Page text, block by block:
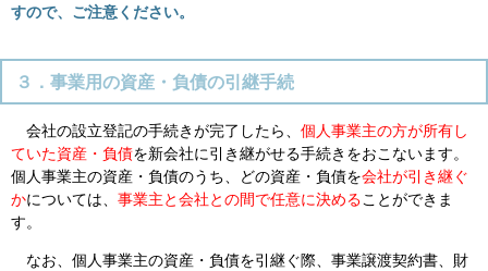
すので、ご注意ください。
３．事業用の資産・負債の引継手続
会社の設立登記の手続きが完了したら、 個人事業主の方が所有し
ていた資産・負債を新会社に引き継がせる手続きをおこないます。
個人事業主の資産・負債のうち、どの資産・負債を会社が引き継ぐ
かについては、 事業主と会社との間で任意に決めることができま
す。
なお、個人事業主の資産・負債を引継ぐ際、事業譲渡契約書、財